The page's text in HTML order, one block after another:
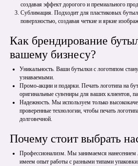
создавая эффект дорогого и премиального
Сублимация. Подходит для пластиковых
поверхностью, создавая четкие и яркие
Как брендирование
вашему бизнесу?
Уникальность. Ваши бутылки с логотипом
узнаваемыми.
Промо-акции и подарки. Печать логотипа на
оригинальные сувениры для ваших клиентов,
Надежность. Мы используем только
проверенные технологии, чтобы печать
долговечной.
Почему стоит выбрать
Профессионализм. Мы занимаемся нанесением
имеем опыт работы с разными типами упаковки.